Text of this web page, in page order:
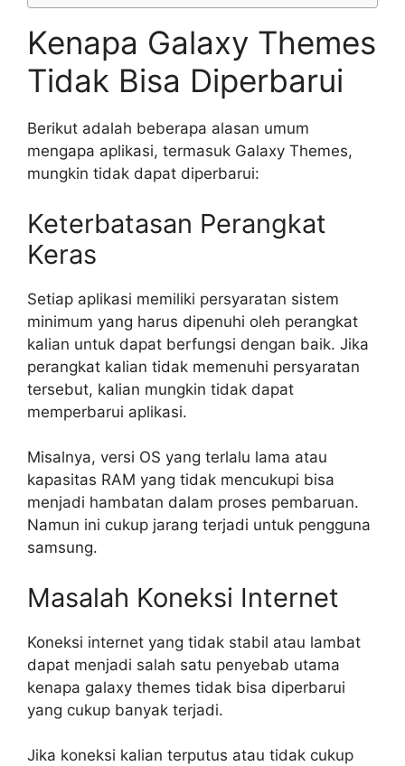
Kenapa Galaxy Themes
Tidak Bisa Diperbarui
Berikut adalah beberapa alasan umum
mengapa aplikasi, termasuk Galaxy Themes,
mungkin tidak dapat diperbarui:
Keterbatasan Perangkat
Keras
Setiap aplikasi memiliki persyaratan sistem
minimum yang harus dipenuhi oleh perangkat
kalian untuk dapat berfungsi dengan baik. Jika
perangkat kalian tidak memenuhi persyaratan
tersebut, kalian mungkin tidak dapat
memperbarui aplikasi.
Misalnya, versi OS yang terlalu lama atau
kapasitas RAM yang tidak mencukupi bisa
menjadi hambatan dalam proses pembaruan.
Namun ini cukup jarang terjadi untuk pengguna
samsung.
Masalah Koneksi Internet
Koneksi internet yang tidak stabil atau lambat
dapat menjadi salah satu penyebab utama
kenapa galaxy themes tidak bisa diperbarui
yang cukup banyak terjadi.
Jika koneksi kalian terputus atau tidak cukup